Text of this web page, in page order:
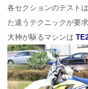
各セクションのテスト
た違うテクニックが要求
大神が駆るマシンは